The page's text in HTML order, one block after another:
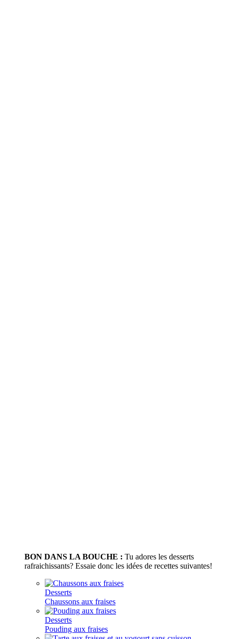
BON DANS LA BOUCHE : Tu adores les desserts
rafraichissants? Essaie donc les idées de recettes suivantes!
Desserts
Chaussons aux fraises
Desserts
Pouding aux fraises